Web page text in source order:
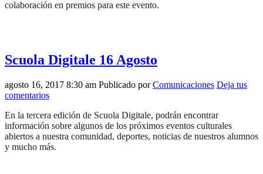
colaboración en premios para este evento.
Scuola Digitale 16 Agosto
agosto 16, 2017 8:30 am Publicado porComunicaciones Deja tus
comentarios
En la tercera edición de Scuola Digitale, podrán encontrar
información sobre algunos de los próximos eventos culturales
abiertos a nuestra comunidad, deportes, noticias de nuestros alumnos
y mucho más.